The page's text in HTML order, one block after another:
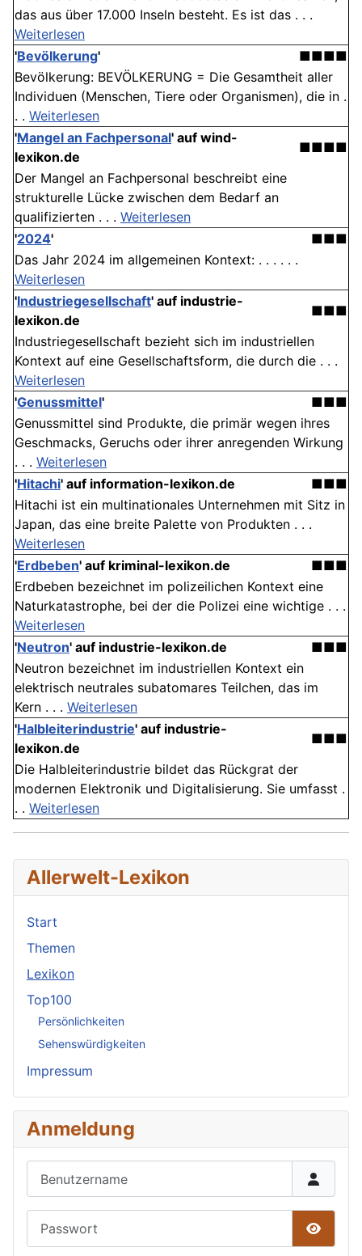
das aus über 17.000 Inseln besteht. Es ist das . . .
Weiterlesen
'Bevölkerung'
■■■■
Bevölkerung: BEVÖLKERUNG = Die Gesamtheit aller
Individuen (Menschen, Tiere oder Organismen), die in .
. . Weiterlesen
'Mangel an Fachpersonal' auf wind-
lexikon.de
■■■■
Der Mangel an Fachpersonal beschreibt eine
strukturelle Lücke zwischen dem Bedarf an
qualifizierten . . . Weiterlesen
'2024'
■■■
Das Jahr 2024 im allgemeinen Kontext: . . . . . .
Weiterlesen
'Industriegesellschaft' auf industrie-
lexikon.de
■■■
Industriegesellschaft bezieht sich im industriellen
Kontext auf eine Gesellschaftsform, die durch die . . .
Weiterlesen
'Genussmittel'
■■■
Genussmittel sind Produkte, die primär wegen ihres
Geschmacks, Geruchs oder ihrer anregenden Wirkung
. . . Weiterlesen
'Hitachi' auf information-lexikon.de
■■■
Hitachi ist ein multinationales Unternehmen mit Sitz in
Japan, das eine breite Palette von Produkten . . .
Weiterlesen
'Erdbeben' auf kriminal-lexikon.de
■■■
Erdbeben bezeichnet im polizeilichen Kontext eine
Naturkatastrophe, bei der die Polizei eine wichtige . . .
Weiterlesen
'Neutron' auf industrie-lexikon.de
■■■
Neutron bezeichnet im industriellen Kontext ein
elektrisch neutrales subatomares Teilchen, das im
Kern . . . Weiterlesen
'Halbleiterindustrie' auf industrie-
lexikon.de
■■■
Die Halbleiterindustrie bildet das Rückgrat der
modernen Elektronik und Digitalisierung. Sie umfasst .
. . Weiterlesen
Allerwelt-Lexikon
Start
Themen
Lexikon
Top100
Persönlichkeiten
Sehenswürdigkeiten
Impressum
Anmeldung